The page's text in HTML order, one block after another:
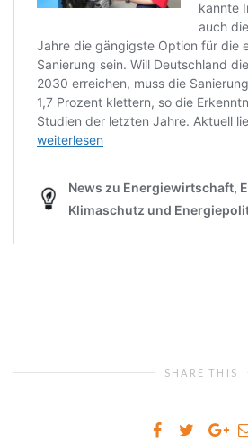
SHARE THIS